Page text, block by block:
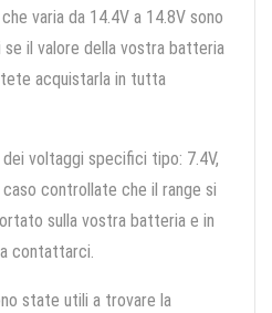
varia da 14.4V a 14.8V sono
il valore della vostra batteria
acquistarla in tutta
voltaggi specifici tipo: 7.4V,
controllate che il range si
sulla vostra batteria e in
contattarci.
state utili a trovare la